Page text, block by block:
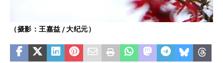
（摄影：王嘉益 / 大纪元）